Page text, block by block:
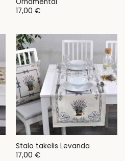
17,00 €
Stalo takelis Levanda
17,00 €